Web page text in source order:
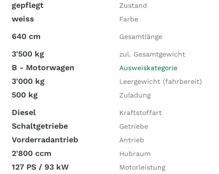
gepflegt Zustand
weiss Farbe
640 cm Gesamtlänge
3'500 kg zul. Gesamtgewicht
B - Motorwagen Ausweiskategorie
3'000 kg Leergewicht (fahrbereit)
500 kg Zuladung
Diesel Kraftstoffart
Schaltgetriebe Getriebe
Vorderradantrieb Antrieb
2'800 ccm Hubraum
127 PS / 93 kW Motorleistung